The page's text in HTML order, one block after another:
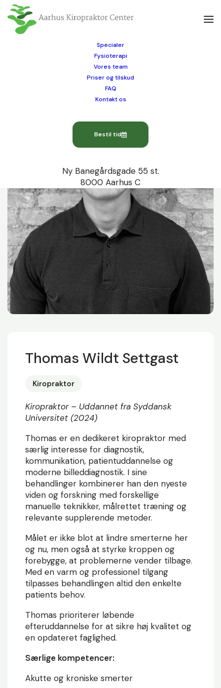
Specialer
Fysioterapi
Vores team
Priser og tilskud
FAQ
Kontakt os
Bestil tid
Ny Banegårdsgade 55 st.
8000 Aarhus C
Thomas Wildt Settgast
Kiropraktor
Kiropraktor – Uddannet fra Syddansk
Universitet (2024)
Thomas er en dedikeret kiropraktor med
særlig interesse for diagnostik,
kommunikation, patientuddannelse og
moderne billeddiagnostik. I sine
behandlinger kombinerer han den nyeste
viden og forskning med forskellige
manuelle teknikker, målrettet træning og
relevante supplerende metoder.
Målet er ikke blot at lindre smerterne her
og nu, men også at styrke kroppen og
forebygge, at problemerne vender tilbage.
Med en varm og professionel tilgang
tilpasses behandlingen altid den enkelte
patients behov.
Thomas prioriterer løbende
efteruddannelse for at sikre høj kvalitet og
en opdateret faglighed.
Særlige kompetencer:
Akutte og kroniske smerter